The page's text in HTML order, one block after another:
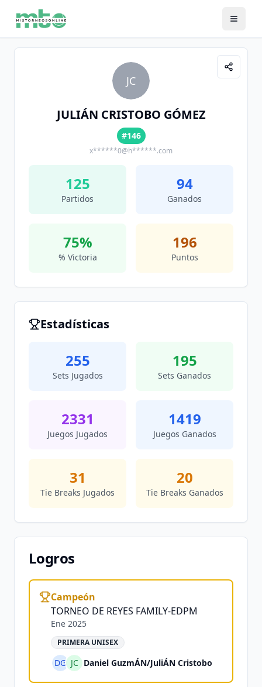
JC
JULIÁN CRISTOBO GÓMEZ
#146
x******0@h******.com
125
Partidos
94
Ganados
75%
% Victoria
196
Puntos
Estadísticas
255
Sets Jugados
195
Sets Ganados
2331
Juegos Jugados
1419
Juegos Ganados
31
Tie Breaks Jugados
20
Tie Breaks Ganados
Logros
Campeón
TORNEO DE REYES FAMILY-EDPM
Ene 2025
PRIMERA UNISEX
DG JC Daniel GuzmÁN/JuliÁN Cristobo